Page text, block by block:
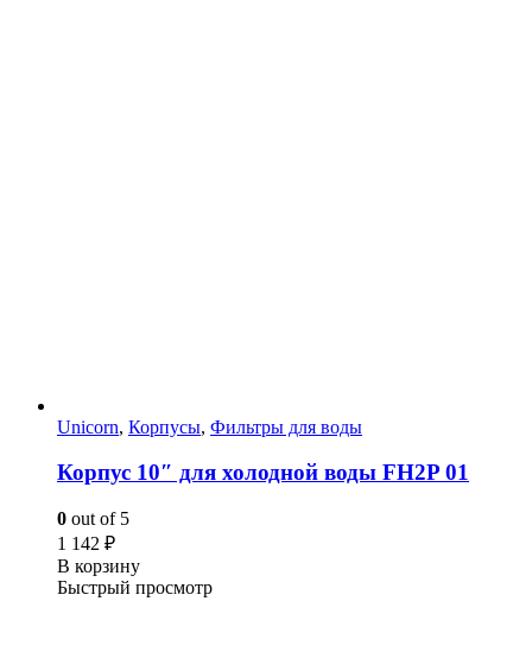
Unicorn, Корпусы, Фильтры для воды
Корпус 10″ для холодной воды FH2P 01
0 out of 5
1 142 ₽
В корзину
Быстрый просмотр